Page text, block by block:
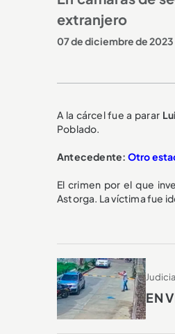
extranjero
07 de diciembre de 2023
A la cárcel fue a parar
Poblado.
Antecedente: Otro
El crimen por el que
Astorga. La víctima fue
EN